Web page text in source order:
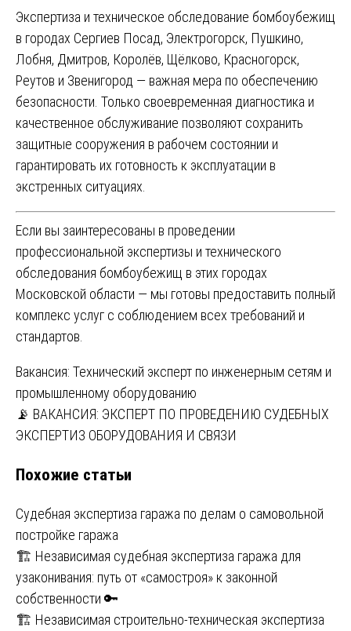
Экспертиза и техническое обследование бомбоубежищ
в городах Сергиев Посад, Электрогорск, Пушкино,
Лобня, Дмитров, Королёв, Щёлково, Красногорск,
Реутов и Звенигород — важная мера по обеспечению
безопасности. Только своевременная диагностика и
качественное обслуживание позволяют сохранить
защитные сооружения в рабочем состоянии и
гарантировать их готовность к эксплуатации в
экстренных ситуациях.
Если вы заинтересованы в проведении
профессиональной экспертизы и технического
обследования бомбоубежищ в этих городах
Московской области — мы готовы предоставить полный
комплекс услуг с соблюдением всех требований и
стандартов.
Навигация
по
записям
Вакансия: Технический эксперт по инженерным сетям и
промышленному оборудованию
📡 ВАКАНСИЯ: ЭКСПЕРТ ПО ПРОВЕДЕНИЮ СУДЕБНЫХ
ЭКСПЕРТИЗ ОБОРУДОВАНИЯ И СВЯЗИ
Похожие статьи
Судебная экспертиза гаража по делам о самовольной
постройке гаража
🏗️ Независимая судебная экспертиза гаража для
узаконивания: путь от «самостроя» к законной
собственности 🔑
🏗️ Независимая строительно-техническая экспертиза